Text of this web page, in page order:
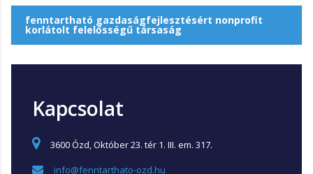
fenntartható gazdaságfejlesztésért nonprofit
korlátolt felelősségű társaság
Kapcsolat
3600 Ózd, Október 23. tér 1. III. em. 317.
info@fenntarthato-ozd.hu